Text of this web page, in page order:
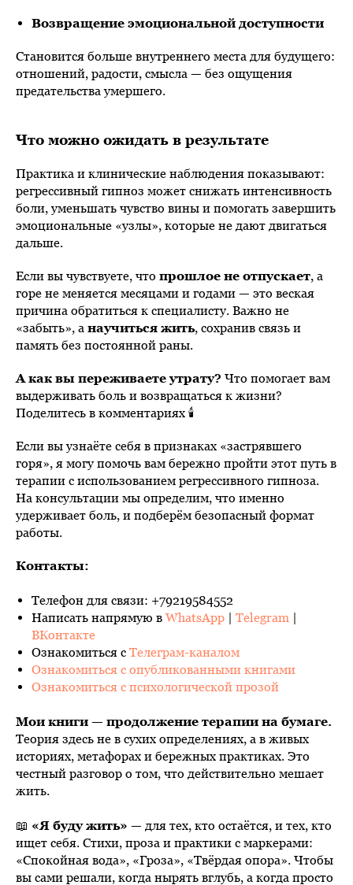
Возвращение эмоциональной доступности
Становится больше внутреннего места для будущего:
отношений, радости, смысла — без ощущения
предательства умершего.
Что можно ожидать в результате
Практика и клинические наблюдения показывают:
регрессивный гипноз может снижать интенсивность
боли, уменьшать чувство вины и помогать завершить
эмоциональные «узлы», которые не дают двигаться
дальше.
Если вы чувствуете, что прошлое не отпускает, а
горе не меняется месяцами и годами — это веская
причина обратиться к специалисту. Важно не
«забыть», а научиться жить, сохранив связь и
память без постоянной раны.
А как вы переживаете утрату? Что помогает вам
выдерживать боль и возвращаться к жизни?
Поделитесь в комментариях 🕯️
Если вы узнаёте себя в признаках «застрявшего
горя», я могу помочь вам бережно пройти этот путь в
терапии с использованием регрессивного гипноза.
На консультации мы определим, что именно
удерживает боль, и подберём безопасный формат
работы.
Контакты:
Телефон для связи: +79219584552
Написать напрямую в WhatsApp | Telegram |
ВКонтакте
Ознакомиться с Телеграм-каналом
Ознакомиться с опубликованными книгами
Ознакомиться с психологической прозой
Мои книги — продолжение терапии на бумаге.
Теория здесь не в сухих определениях, а в живых
историях, метафорах и бережных практиках. Это
честный разговор о том, что действительно мешает
жить.
📖 «Я буду жить» — для тех, кто остаётся, и тех, кто
ищет себя. Стихи, проза и практики с маркерами:
«Спокойная вода», «Гроза», «Твёрдая опора». Чтобы
вы сами решали, когда нырять вглубь, а когда просто